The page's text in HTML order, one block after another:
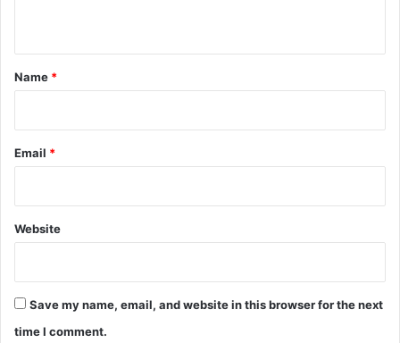
*
Name *
Email *
Website
Save my name, email, and website in this browser for the next
time I comment.